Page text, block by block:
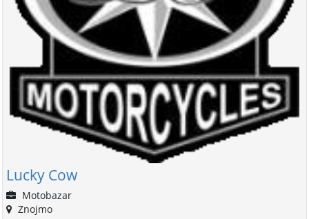
Lucky Cow
Motobazar
Znojmo